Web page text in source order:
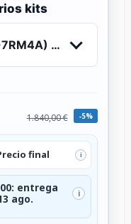
kits
- Solo cuerpo
1.840,00 € -5%
final i
entrega
ago.
i